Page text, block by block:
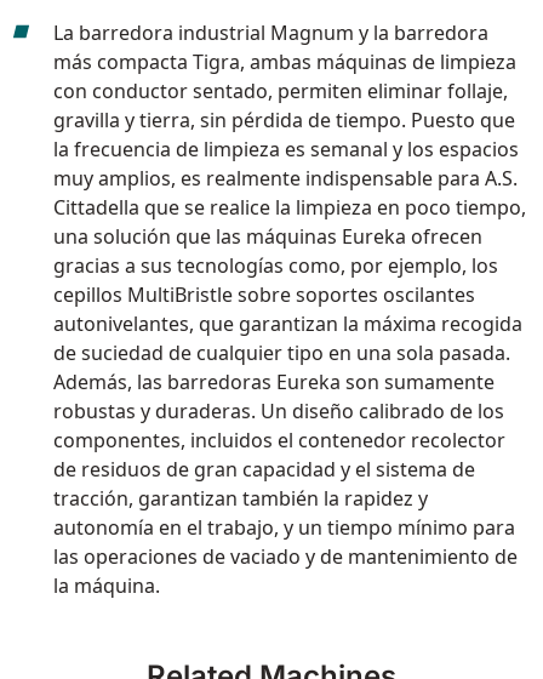
La barredora industrial Magnum y la barredora
más compacta Tigra, ambas máquinas de limpieza
con conductor sentado, permiten eliminar follaje,
gravilla y tierra, sin pérdida de tiempo. Puesto que
la frecuencia de limpieza es semanal y los espacios
muy amplios, es realmente indispensable para A.S.
Cittadella que se realice la limpieza en poco tiempo,
una solución que las máquinas Eureka ofrecen
gracias a sus tecnologías como, por ejemplo, los
cepillos MultiBristlesobre soportes oscilantes
autonivelantes, que garantizan la máxima recogida
de suciedad de cualquier tipo en una sola pasada.
Además, las barredoras Eureka son sumamente
robustas y duraderas. Un diseño calibrado de los
componentes, incluidos el contenedor recolector
de residuos de gran capacidad y el sistema de
tracción, garantizan también la rapidez y
autonomía en el trabajo, y un tiempo mínimo para
las operaciones de vaciado y de mantenimiento de
la máquina.